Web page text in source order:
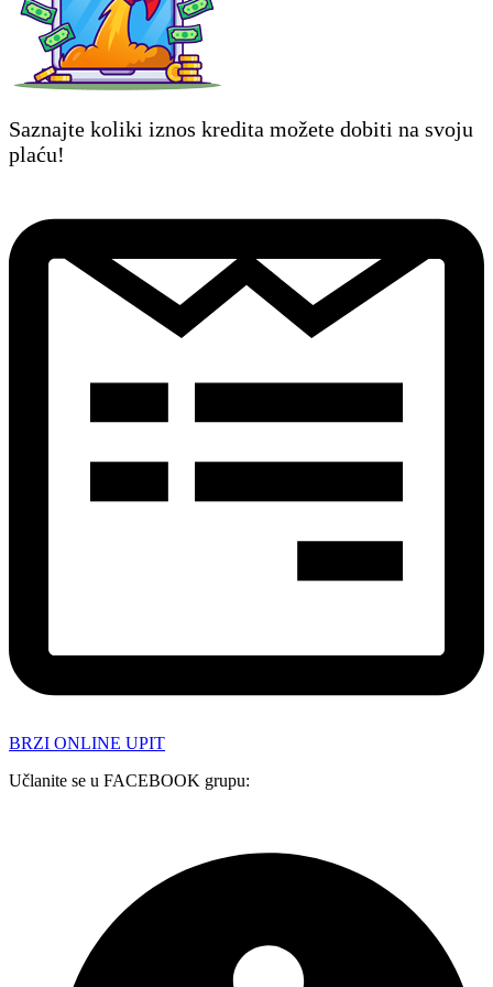
Saznajte koliki iznos kredita možete dobiti na svoju
plaću!
BRZI ONLINE UPIT
Učlanite se u FACEBOOK grupu: